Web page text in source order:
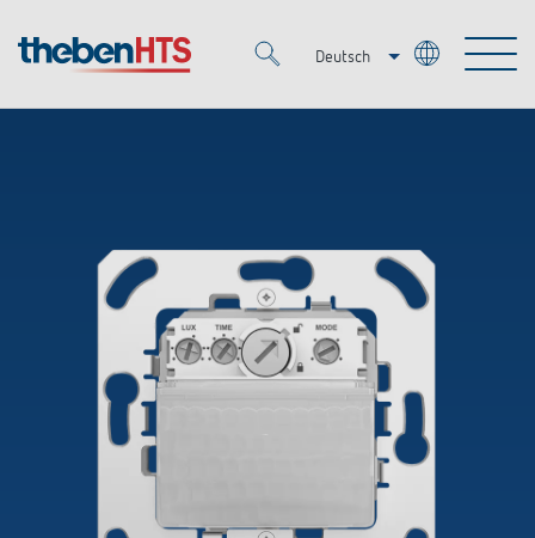
Deutsch
Italiano
KNX
Smart Home
DALI
Präsenzmelder & Bewegungsmelder
LED-Leuchten
OEM-Lösungen
Referenzen
Zeit- und Lichtsteuerung